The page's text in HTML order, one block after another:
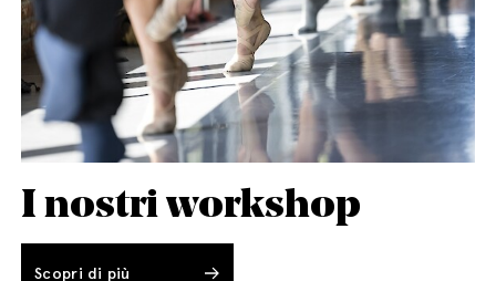
I nostri workshop
Scopri di più